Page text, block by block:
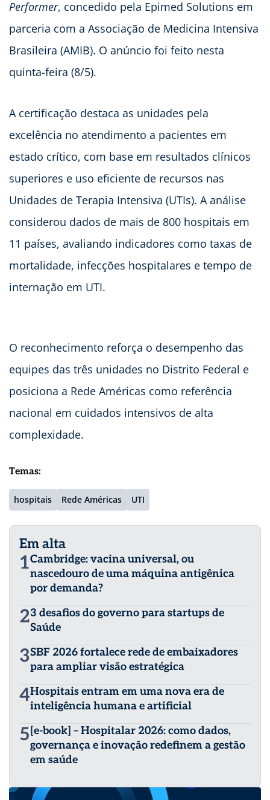
Performer, concedido pela Epimed Solutions em
parceria com a Associação de Medicina Intensiva
Brasileira (AMIB). O anúncio foi feito nesta
quinta-feira (8/5).
A certificação destaca as unidades pela
excelência no atendimento a pacientes em
estado crítico, com base em resultados clínicos
superiores e uso eficiente de recursos nas
Unidades de Terapia Intensiva (UTIs). A análise
considerou dados de mais de 800 hospitais em
11 países, avaliando indicadores como taxas de
mortalidade, infecções hospitalares e tempo de
internação em UTI.
O reconhecimento reforça o desempenho das
equipes das três unidades no Distrito Federal e
posiciona a Rede Américas como referência
nacional em cuidados intensivos de alta
complexidade.
Temas:
hospitais Rede Américas UTI
Em alta
1Cambridge: vacina universal, ou
nascedouro de uma máquina antigênica
por demanda?
23 desafios do governo para startups de
Saúde
3SBF 2026 fortalece rede de embaixadores
para ampliar visão estratégica
4Hospitais entram em uma nova era de
inteligência humana e artificial
5 [e-book] – Hospitalar 2026: como dados,
governança e inovação redefinem a gestão
em saúde